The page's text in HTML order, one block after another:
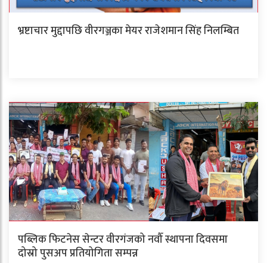
भ्रष्टाचार मुद्दापछि वीरगञ्जका मेयर राजेशमान सिंह निलम्बित
पब्लिक फिटनेस सेन्टर वीरगंजको नवौँ स्थापना दिवसमा
दोस्रो पुसअप प्रतियोगिता सम्पन्न